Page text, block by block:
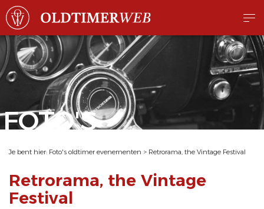
FOTO'S
Je bent hier: Foto's oldtimer evenementen > Retrorama, the Vintage Festival
Retrorama, the Vintage
Festival